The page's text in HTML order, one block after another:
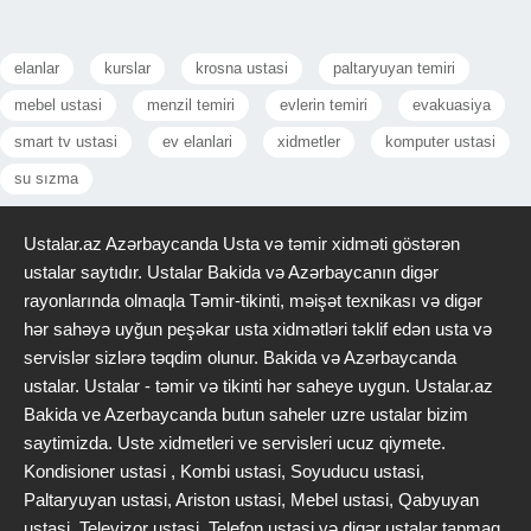
elanlar kurslar krosna ustasi paltaryuyan temiri
mebel ustasi menzil temiri evlerin temiri evakuasiya
smart tv ustasi ev elanlari xidmetler komputer ustasi
su sızma
Ustalar.az Azərbaycanda Usta və təmir xidməti göstərən
ustalar saytıdır. Ustalar Bakida və Azərbaycanın digər
rayonlarında olmaqla Təmir-tikinti, məişət texnikası və digər
hər sahəyə uyğun peşəkar usta xidmətləri təklif edən usta və
servislər sizlərə təqdim olunur. Bakida və Azərbaycanda
ustalar. Ustalar - təmir və tikinti hər saheye uygun. Ustalar.az
Bakida ve Azerbaycanda butun saheler uzre ustalar bizim
saytimizda. Uste xidmetleri ve servisleri ucuz qiymete.
Kondisioner ustasi , Kombi ustasi, Soyuducu ustasi,
Paltaryuyan ustasi, Ariston ustasi, Mebel ustasi, Qabyuyan